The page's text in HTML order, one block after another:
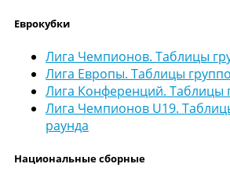
Еврокубки
Лига Чемпионов. Таблицы
Лига Европы. Таблицы
Лига Конференций. Таблицы
Лига Чемпионов U19.
раунда
Национальные сборные